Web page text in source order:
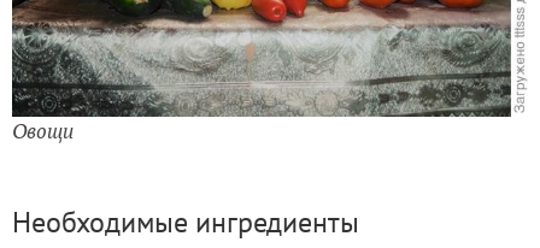
Овощи
Необходимые ингредиенты